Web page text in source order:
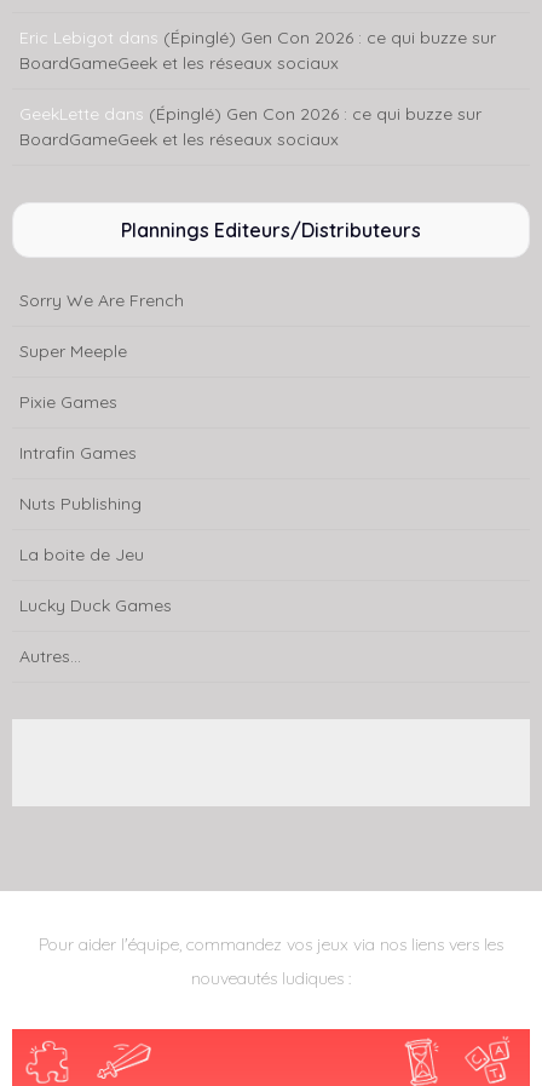
Eric Lebigot dans (Épinglé) Gen Con 2026 : ce qui buzze sur
BoardGameGeek et les réseaux sociaux
GeekLette dans (Épinglé) Gen Con 2026 : ce qui buzze sur
BoardGameGeek et les réseaux sociaux
Plannings Editeurs/Distributeurs
Sorry We Are French
Super Meeple
Pixie Games
Intrafin Games
Nuts Publishing
La boite de Jeu
Lucky Duck Games
Autres...
Pour aider l'équipe, commandez vos jeux via nos liens vers les
nouveautés ludiques :